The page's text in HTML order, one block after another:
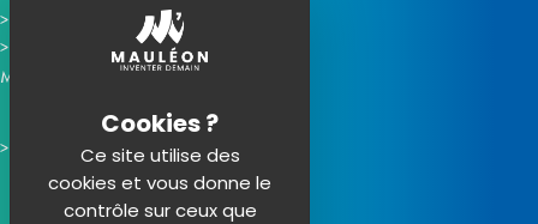
Horaires d'ouverture
Contacter la mairie
Mauléon sur les réseaux :
Ce site utilise des
cookies et vous donne le
contrôle sur ceux que